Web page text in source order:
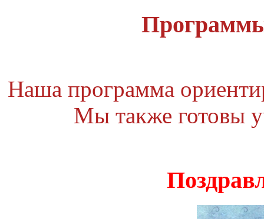
Наша программа
Мы также готовы